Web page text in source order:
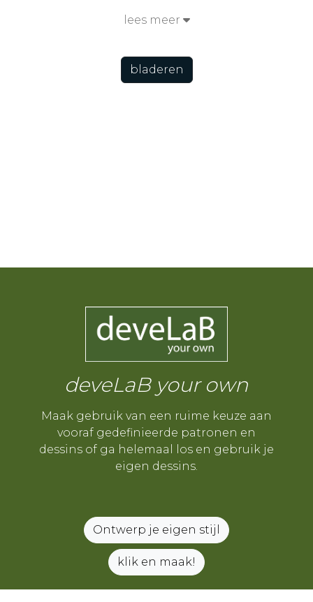
design, zachte texturen en verassende
Wall collectie.
lees meer
bladeren
deveLaB your own
Maak gebruik van een ruime keuze aan
vooraf gedefinieerde patronen en
dessins of ga helemaal los en gebruik je
eigen dessins.
Ontwerp je eigen stijl
klik en maak!